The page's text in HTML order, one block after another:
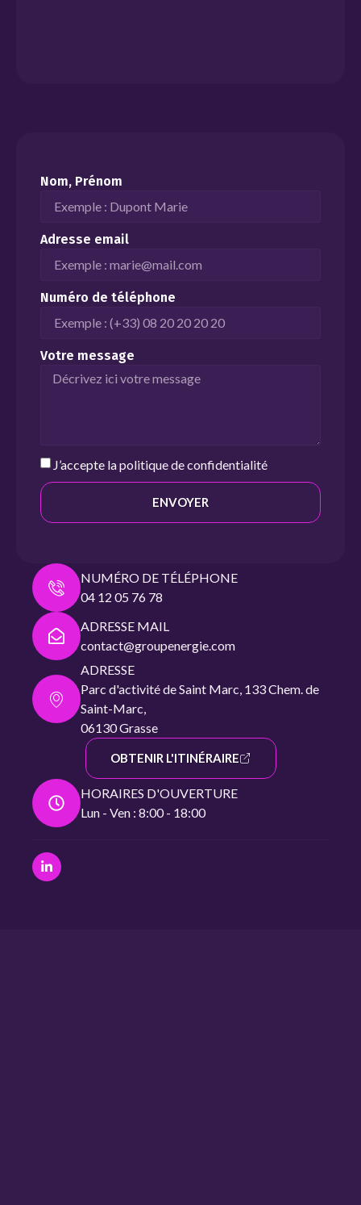
NUMÉRO DE TÉLÉPHONE
04 12 05 76 78
ADRESSE MAIL
contact@groupenergie.com
ADRESSE
Parc d'activité de Saint Marc, 133 Chem. de
Saint-Marc,
06130 Grasse
OBTENIR L'ITINÉRAIRE
HORAIRES D'OUVERTURE
Lun - Ven : 8:00 - 18:00
Nom, Prénom
Adresse email
Numéro de téléphone
Votre message
J’accepte lapolitique de confidentialité
ENVOYER